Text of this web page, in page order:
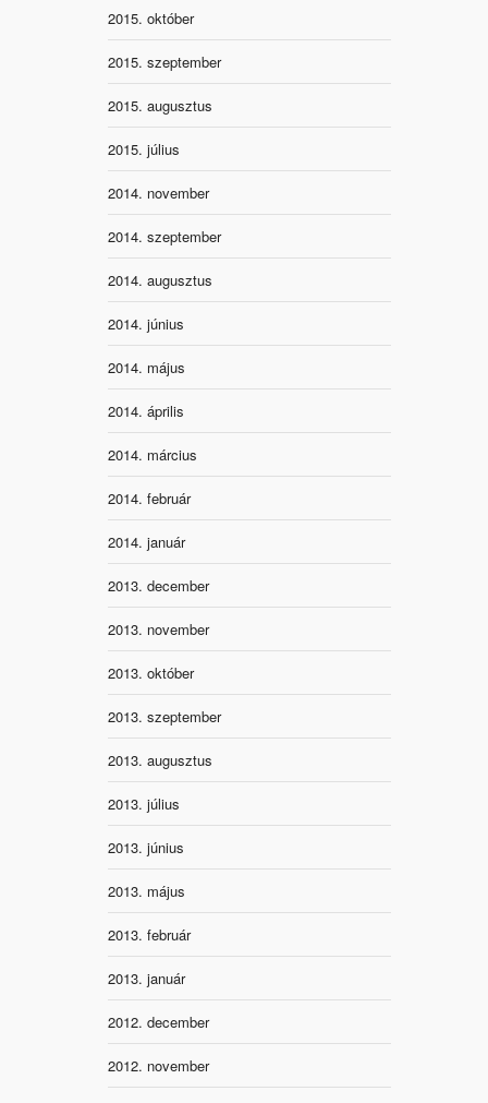
2015. október
2015. szeptember
2015. augusztus
2015. július
2014. november
2014. szeptember
2014. augusztus
2014. június
2014. május
2014. április
2014. március
2014. február
2014. január
2013. december
2013. november
2013. október
2013. szeptember
2013. augusztus
2013. július
2013. június
2013. május
2013. február
2013. január
2012. december
2012. november